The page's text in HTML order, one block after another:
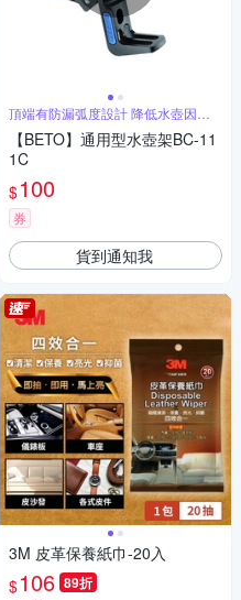
頂端有防漏弧度設計 降低水壺因震
動彈出
【BETO】通用型水壺架BC-11
1C
$100
券
貨到通知我
3M 皮革保養紙巾-20入
$106 89折